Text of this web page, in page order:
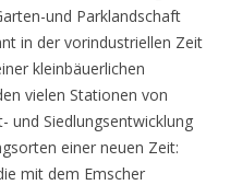
und Parklandschaft
in der vorindustriellen Zeit
kleinbäuerlichen
vielen Stationen von
und Siedlungsentwicklung
einer neuen Zeit:
mit dem Emscher